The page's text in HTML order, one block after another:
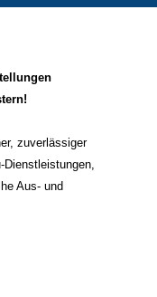
zuverlässiger
Dienstleistungen,
Aus- und